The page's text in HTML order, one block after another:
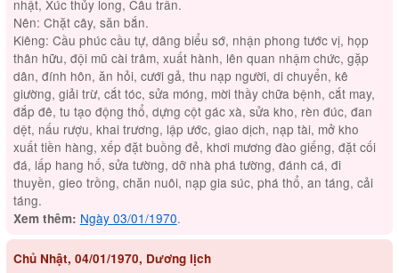
nhật, Xúc thủy long, Câu trần.
Nên: Chặt cây, săn bắn.
Kiêng: Cầu phúc cầu tự, dâng biểu sớ, nhận phong tước vị, họp
thân hữu, đội mũ cài trâm, xuất hành, lên quan nhậm chức, gặp
dân, đính hôn, ăn hỏi, cưới gả, thu nạp người, di chuyển, kê
giường, giải trừ, cắt tóc, sửa móng, mời thầy chữa bệnh, cắt may,
đắp đê, tu tạo động thổ, dựng cột gác xà, sửa kho, rèn đúc, đan
dệt, nấu rượu, khai trương, lập ước, giao dịch, nạp tài, mở kho
xuất tiền hàng, xếp đặt buồng đẻ, khơi mương đào giếng, đặt cối
đá, lấp hang hố, sửa tường, dỡ nhà phá tường, đánh cá, đi
thuyền, gieo trồng, chăn nuôi, nạp gia súc, phá thổ, an táng, cải
táng.
Xem thêm: Ngày 03/01/1970.
Chủ Nhật, 04/01/1970, Dương lịch